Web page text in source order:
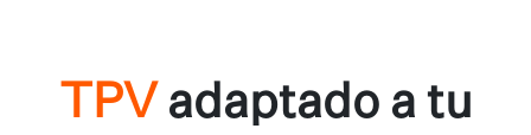
TPVadaptado a tu